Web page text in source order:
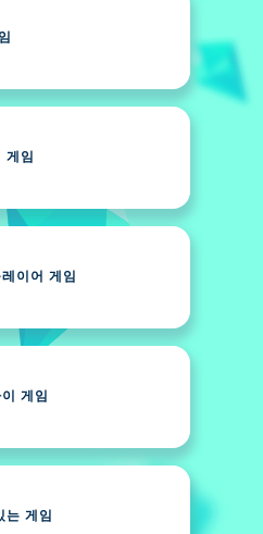
게임
이어 게임
게임
는 게임